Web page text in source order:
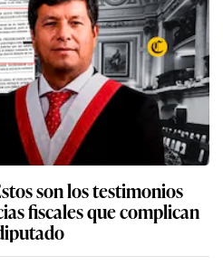
son los testimonios
fiscales que complican